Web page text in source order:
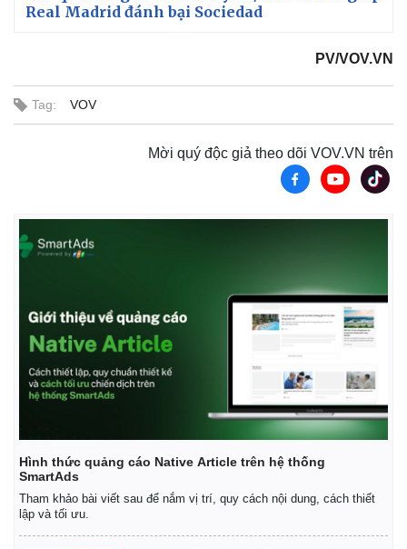
Real Madrid đánh bại Sociedad
PV/VOV.VN
Tag: VOV
Mời quý độc giả theo dõi VOV.VN trên
Hình thức quảng cáo Native Article trên hệ thống
SmartAds
Tham khảo bài viết sau để nắm vị trí, quy cách nội dung, cách thiết
lập và tối ưu.